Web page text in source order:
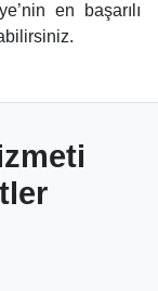
en başarılı